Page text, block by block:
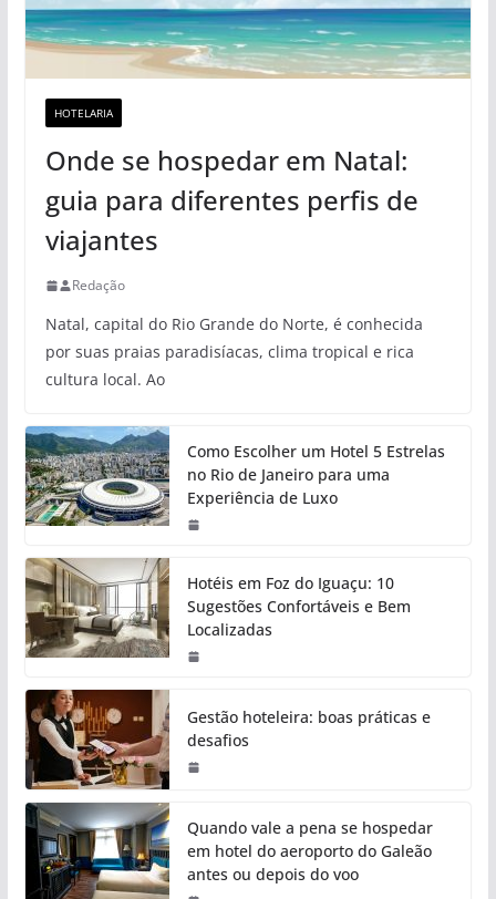
HOTELARIA
Onde se hospedar em Natal:
guia para diferentes perfis de
viajantes
Redação
Natal, capital do Rio Grande do Norte, é conhecida
por suas praias paradisíacas, clima tropical e rica
cultura local. Ao
Como Escolher um Hotel 5 Estrelas
no Rio de Janeiro para uma
Experiência de Luxo
Hotéis em Foz do Iguaçu: 10
Sugestões Confortáveis e Bem
Localizadas
Gestão hoteleira: boas práticas e
desafios
Quando vale a pena se hospedar
em hotel do aeroporto do Galeão
antes ou depois do voo